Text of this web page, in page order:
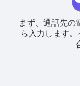
まず、通話先
ら入力します。